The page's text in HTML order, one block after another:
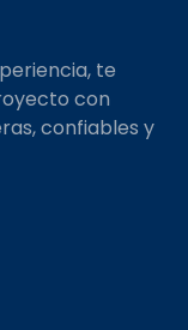
te
con
confiables y